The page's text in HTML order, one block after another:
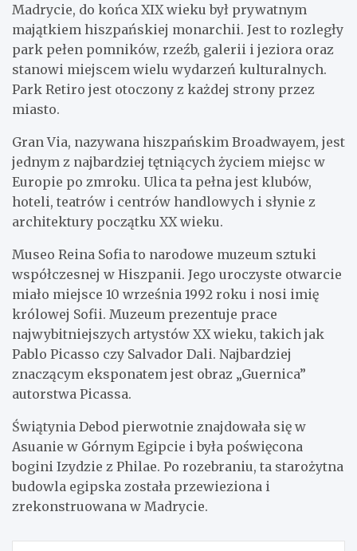
Madrycie, do końca XIX wieku był prywatnym
majątkiem hiszpańskiej monarchii. Jest to rozległy
park pełen pomników, rzeźb, galerii i jeziora oraz
stanowi miejscem wielu wydarzeń kulturalnych.
Park Retiro jest otoczony z każdej strony przez
miasto.
Gran Via, nazywana hiszpańskim Broadwayem, jest
jednym z najbardziej tętniących życiem miejsc w
Europie po zmroku. Ulica ta pełna jest klubów,
hoteli, teatrów i centrów handlowych i słynie z
architektury początku XX wieku.
Museo Reina Sofia to narodowe muzeum sztuki
współczesnej w Hiszpanii. Jego uroczyste otwarcie
miało miejsce 10 września 1992 roku i nosi imię
królowej Sofii. Muzeum prezentuje prace
najwybitniejszych artystów XX wieku, takich jak
Pablo Picasso czy Salvador Dali. Najbardziej
znaczącym eksponatem jest obraz „Guernica”
autorstwa Picassa.
Świątynia Debod pierwotnie znajdowała się w
Asuanie w Górnym Egipcie i była poświęcona
bogini Izydzie z Philae. Po rozebraniu, ta starożytna
budowla egipska została przewieziona i
zrekonstruowana w Madrycie.